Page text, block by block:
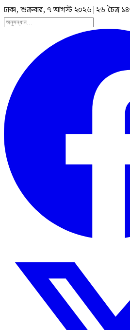
ঢাকা, শুক্রবার, ৭ আগস্ট ২০২৬ | ২৬ চৈত্র